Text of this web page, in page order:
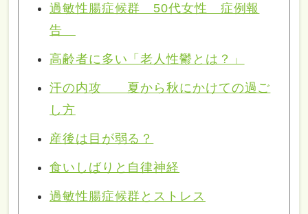
過敏性腸症候群 50代女性 症例報
告
高齢者に多い「老人性鬱とは？」
汗の内攻 夏から秋にかけての過ご
し方
産後は目が弱る？
食いしばりと自律神経
過敏性腸症候群とストレス